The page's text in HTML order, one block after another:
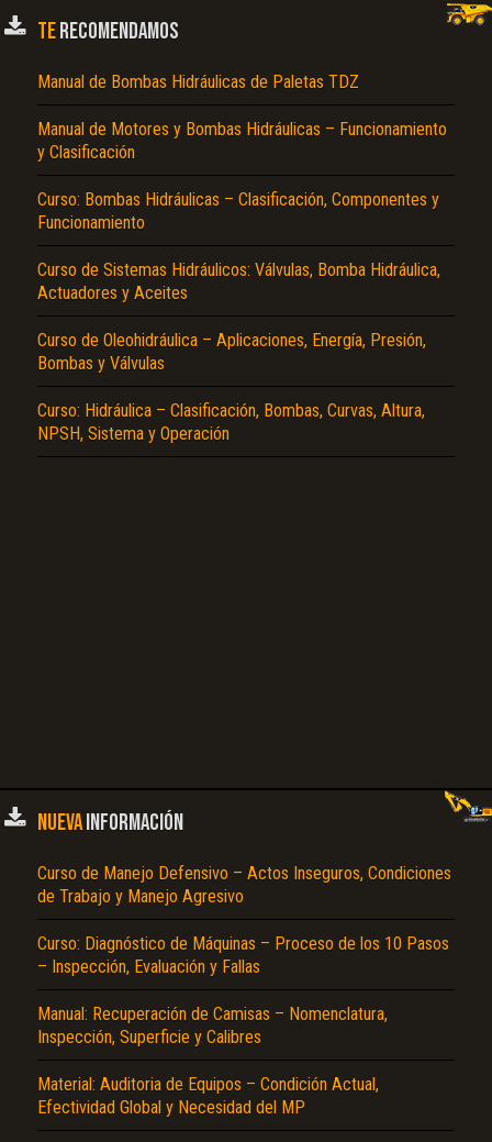
TERECOMENDAMOS
Manual de Bombas Hidráulicas de Paletas TDZ
Manual de Motores y Bombas Hidráulicas – Funcionamiento
y Clasificación
Curso: Bombas Hidráulicas – Clasificación, Componentes y
Funcionamiento
Curso de Sistemas Hidráulicos: Válvulas, Bomba Hidráulica,
Actuadores y Aceites
Curso de Oleohidráulica – Aplicaciones, Energía, Presión,
Bombas y Válvulas
Curso: Hidráulica – Clasificación, Bombas, Curvas, Altura,
NPSH, Sistema y Operación
NUEVAINFORMACIÓN
Curso de Manejo Defensivo – Actos Inseguros, Condiciones
de Trabajo y Manejo Agresivo
Curso: Diagnóstico de Máquinas – Proceso de los 10 Pasos
– Inspección, Evaluación y Fallas
Manual: Recuperación de Camisas – Nomenclatura,
Inspección, Superficie y Calibres
Material: Auditoria de Equipos – Condición Actual,
Efectividad Global y Necesidad del MP
Texto o Imagen de portada son erróneos.
Reportar otro tipo de error...